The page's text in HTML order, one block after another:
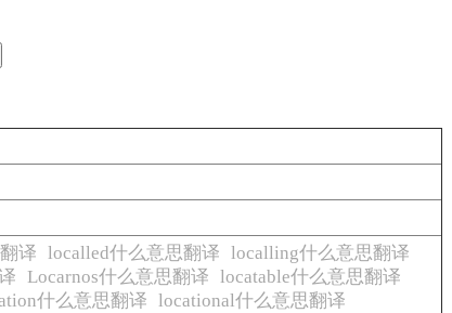
译 localled什么意思翻译 localling什么意思翻译
Locarnos什么意思翻译 locatable什么意思翻译
什么意思翻译 locational什么意思翻译